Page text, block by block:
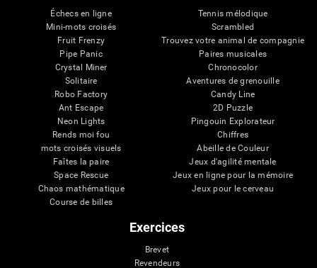
Échecs en ligne
Mini-mots croisés
Fruit Frenzy
Pipe Panic
Crystal Miner
Solitaire
Robo Factory
Ant Escape
Neon Lights
Rends moi fou
mots croisés visuels
Faîtes la paire
Space Rescue
Chaos mathématique
Course de billes
Tennis mélodique
Scrambled
Trouvez votre animal de compagnie
Paires musicales
Chronocolor
Aventures de grenouille
Candy Line
2D Puzzle
Pingouin Explorateur
Chiffres
Abeille de Couleur
Jeux d'agilité mentale
Jeux en ligne pour la mémoire
Jeux pour le cerveau
Exercices
Brevet
Revendeurs